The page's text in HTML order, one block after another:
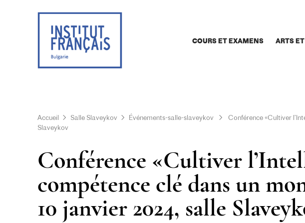
COURS ET EXAMENS ARTS
Accueil Salle Slaveykov Événements-salle-slaveykov
Conférence «Cultiver
Slaveykov
Conférence «Cultiver
compétence clé dans un
10 janvier 2024, salle